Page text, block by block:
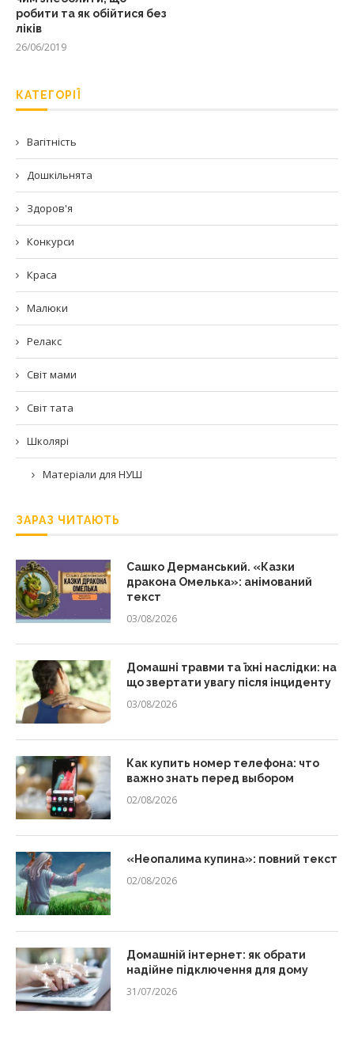
робити та як обійтися без
ліків
26/06/2019
КАТЕГОРІЇ
Вагітність
Дошкільнята
Здоров'я
Конкурси
Краса
Малюки
Релакс
Світ мами
Світ тата
Школярі
Матеріали для НУШ
ЗАРАЗ ЧИТАЮТЬ
Сашко Дерманський. «Казки
дракона Омелька»: анімований
текст
03/08/2026
Домашні травми та їхні наслідки: на
що звертати увагу після інциденту
03/08/2026
Как купить номер телефона: что
важно знать перед выбором
02/08/2026
«Неопалима купина»: повний текст
02/08/2026
Домашній інтернет: як обрати
надійне підключення для дому
31/07/2026